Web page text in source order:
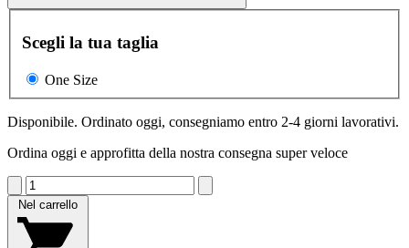
Scegli la tua taglia
One Size
Disponibile. Ordinato oggi, consegniamo entro 2-4 giorni lavorativi.
Ordina oggi e approfitta della nostra consegna super veloce
Nel carrello